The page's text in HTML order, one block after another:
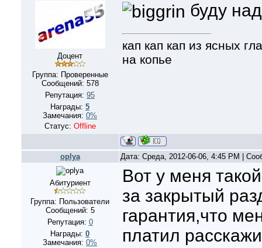
Доцент
Группа: Проверенные
Сообщений: 578
Репутация: 95
Награды: 5
Замечания: 0%
Статус: Offline
буду
кап кап кап из ясных
на копье
oplya Дата: Среда, 2012-06-06, 4:45 PM |
Абитуриент
Группа: Пользователи
Сообщений: 5
Репутация: 0
Награды: 0
Замечания: 0%
Вот у меня
за закрытый
гарантия,что
платил